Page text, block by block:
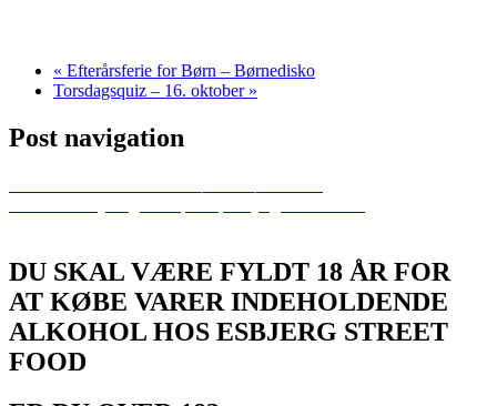
« Efterårsferie for Børn – Børnedisko
Torsdagsquiz – 16. oktober »
Post navigation
DU SKAL VÆRE FYLDT 18 ÅR FOR
AT KØBE VARER INDEHOLDENDE
ALKOHOL HOS ESBJERG STREET
FOOD